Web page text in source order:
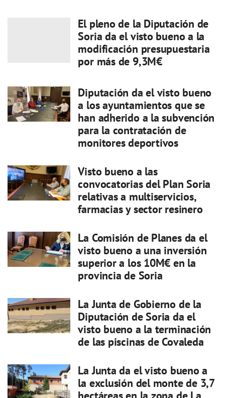
El pleno de la Diputación de
Soria da el visto bueno a la
modificación presupuestaria
por más de 9,3M€
Diputación da el visto bueno
a los ayuntamientos que se
han adherido a la subvención
para la contratación de
monitores deportivos
Visto bueno a las
convocatorias del Plan Soria
relativas a multiservicios,
farmacias y sector resinero
La Comisión de Planes da el
visto bueno a una inversión
superior a los 10M€ en la
provincia de Soria
La Junta de Gobierno de la
Diputación de Soria da el
visto bueno a la terminación
de las piscinas de Covaleda
La Junta da el visto bueno a
la exclusión del monte de 3,7